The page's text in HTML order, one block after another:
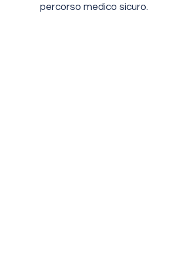
percorso medico sicuro.